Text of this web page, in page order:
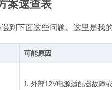
案速查表
到下面这些问题。这里是我
可能原因
1. 外部12V电源适配器故障